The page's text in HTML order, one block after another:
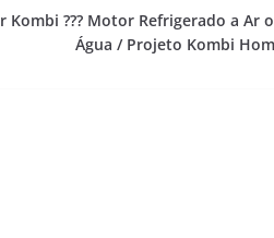
Kombi ??? Motor Refrigerado a Ar
Água / Projeto Kombi